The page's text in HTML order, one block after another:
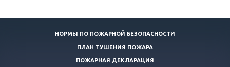
НОРМЫ ПО ПОЖАРНОЙ БЕЗОПАСНОСТИ
ПЛАН ТУШЕНИЯ ПОЖАРА
ПОЖАРНАЯ ДЕКЛАРАЦИЯ